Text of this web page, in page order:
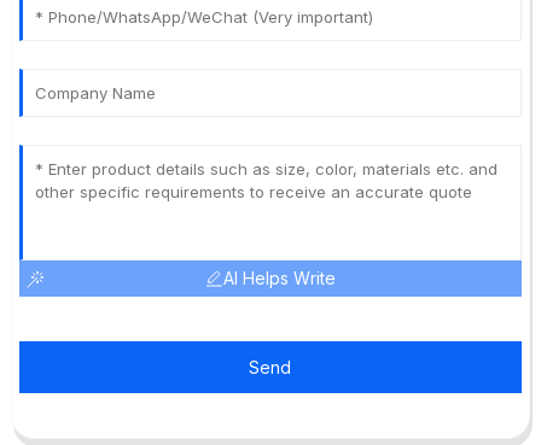
AI Helps Write
Send